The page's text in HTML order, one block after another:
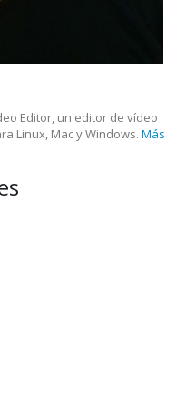
Editor, un editor de vídeo
Linux, Mac y Windows. Más